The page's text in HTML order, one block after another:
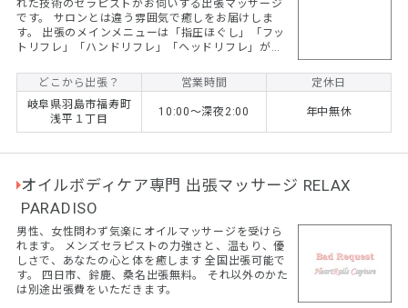
れた技術のセラピストがお伺いする出張マッサージ
です。 サロンとは違う雰囲気で癒しをお届けしま
す。 出張のメインメニューは「指圧ほぐし」「フッ
トリフレ」「ハンドリフレ」「ヘッドリフレ」があ
すし、カップルやご夫婦などペアでのご依頼も大歓
迎です。
どこから出張？ 営業時間
定休日
岐阜県羽島市福寿町
浅平１丁目
10:00～深夜2:00 年中無休
オイルボディケア専門 出張マッサージ RELAX
PARADISO
男性、女性問わず気楽にオイルマッサージを受けら
れます。 メンズセラピストの力強さと、温もり、優
しさで、あなたの心と体を癒します 全国出張可能で
す。 四日市、鈴鹿、桑名出張無料。 それ以外のかた
は別途出張費をいただきます。